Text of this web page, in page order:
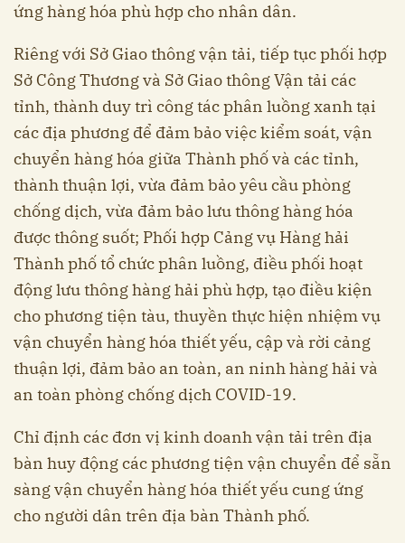
ứng hàng hóa phù hợp cho nhân dân.
Riêng với Sở Giao thông vận tải, tiếp tục phối hợp
Sở Công Thương và Sở Giao thông Vận tải các
tỉnh, thành duy trì công tác phân luồng xanh tại
các địa phương để đảm bảo việc kiểm soát, vận
chuyển hàng hóa giữa Thành phố và các tỉnh,
thành thuận lợi, vừa đảm bảo yêu cầu phòng
chống dịch, vừa đảm bảo lưu thông hàng hóa
được thông suốt; Phối hợp Cảng vụ Hàng hải
Thành phố tổ chức phân luồng, điều phối hoạt
động lưu thông hàng hải phù hợp, tạo điều kiện
cho phương tiện tàu, thuyền thực hiện nhiệm vụ
vận chuyển hàng hóa thiết yếu, cập và rời cảng
thuận lợi, đảm bảo an toàn, an ninh hàng hải và
an toàn phòng chống dịch COVID-19.
Chỉ định các đơn vị kinh doanh vận tải trên địa
bàn huy động các phương tiện vận chuyển để sẵn
sàng vận chuyển hàng hóa thiết yếu cung ứng
cho người dân trên địa bàn Thành phố.